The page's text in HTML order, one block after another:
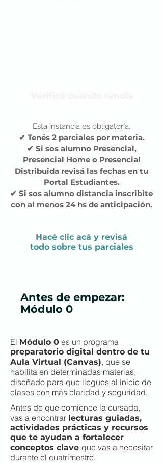
Esta instancia es obligatoria.
✔ Tenés 2 parciales por materia.
✔ Si sos alumno Presencial,
Presencial Home o Presencial
Distribuida revisá las fechas en tu
Portal Estudiantes.
✔ Si sos alumno distancia inscribite
con al menos 24 hs de anticipación.
Hacé clic acá y revisá
todo sobre tus parciales
Antes de empezar:
Módulo 0
El Módulo 0 es un programa
preparatorio digital dentro de tu
Aula Virtual (Canvas), que se
habilita en determinadas materias,
diseñado para que llegues al inicio de
clases con más claridad y seguridad.
Antes de que comience la cursada,
vas a encontrar lecturas guiadas,
actividades prácticas y recursos
que te ayudan a fortalecer
conceptos clave que vas a necesitar
durante el cuatrimestre.